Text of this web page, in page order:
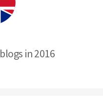
in 2016